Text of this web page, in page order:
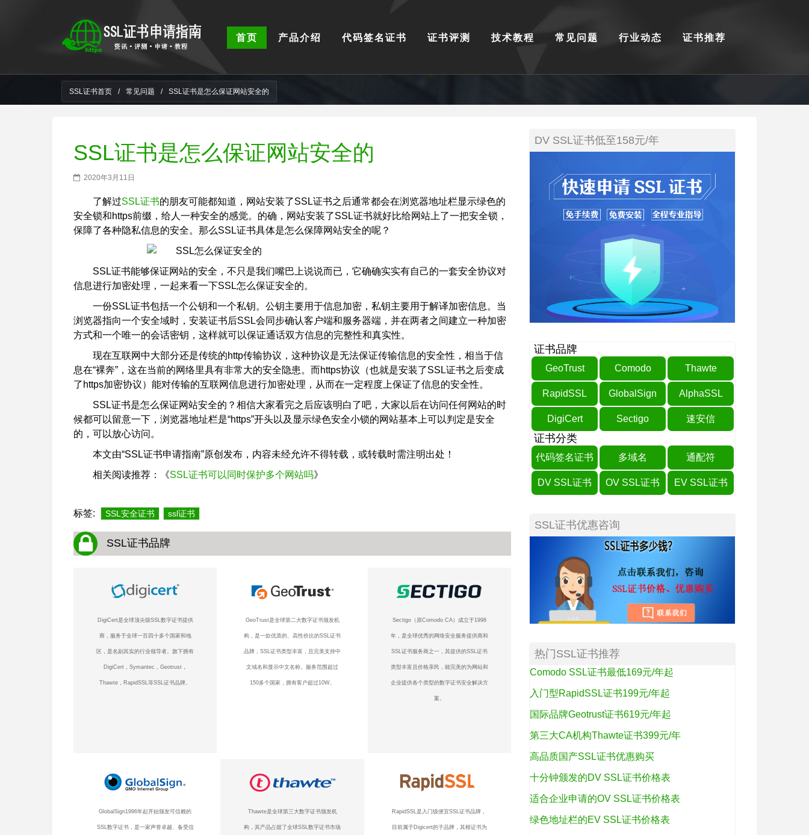
首页 产品介绍 代码签名证书 证书评测 技术教程 常见问题 行业动态 证书推荐
SSL证书首页 / 常见问题 / SSL证书是怎么保证网站安全的
SSL证书是怎么保证网站安全的
2020年3月11日
了解过SSL证书的朋友可能都知道，网站安装了SSL证书之后通常都会在浏览器地址栏显示绿色的
安全锁和https前缀，给人一种安全的感觉。的确，网站安装了SSL证书就好比给网站上了一把安全锁，
保障了各种隐私信息的安全。那么SSL证书具体是怎么保障网站安全的呢？
SSL证书能够保证网站的安全，不只是我们嘴巴上说说而已，它确确实实有自己的一套安全协议对
信息进行加密处理，一起来看一下SSL怎么保证安全的。
一份SSL证书包括一个公钥和一个私钥。公钥主要用于信息加密，私钥主要用于解译加密信息。当
浏览器指向一个安全域时，安装证书后SSL会同步确认客户端和服务器端，并在两者之间建立一种加密
方式和一个唯一的会话密钥，这样就可以保证通话双方信息的完整性和真实性。
现在互联网中大部分还是传统的http传输协议，这种协议是无法保证传输信息的安全性，相当于信
息在“裸奔”，这在当前的网络里具有非常大的安全隐患。而https协议（也就是安装了SSL证书之后变成
了https加密协议）能对传输的互联网信息进行加密处理，从而在一定程度上保证了信息的安全性。
SSL证书是怎么保证网站安全的？相信大家看完之后应该明白了吧，大家以后在访问任何网站的时
候都可以留意一下，浏览器地址栏是“https”开头以及显示绿色安全小锁的网站基本上可以判定是安全
的，可以放心访问。
本文由“SSL证书申请指南”原创发布，内容未经允许不得转载，或转载时需注明出处！
相关阅读推荐：《SSL证书可以同时保护多个网站吗》
标签: SSL安全证书 ssl证书
SSL证书品牌
DigiCert是全球顶尖级SSL数字证书提供
商，服务于全球一百四十多个国家和地
区，是名副其实的行业领导者。旗下拥有
DigiCert，Symantec，Geotrust，
Thawte，RapidSSL等SSL证书品牌。
GeoTrust是全球第二大数字证书颁发机
构，是一款优质的、高性价比的SSL证书
品牌，SSL证书类型丰富，且完美支持中
文域名和显示中文名称。服务范围超过
150多个国家，拥有客户超过10W。
Sectigo（原Comodo CA）成立于1998
年，是全球优秀的网络安全服务提供商和
SSL证书服务商之一，其提供的SSL证书
类型丰富且价格亲民，能完美的为网站和
企业提供各个类型的数字证书安全解决方
案。
GlobalSign1996年起开始颁发可信赖的
SSL数字证书，是一家声誉卓越、备受信
Thawte是全球第三大数字证书颁发机
构，其产品占据了全球SSL数字证书市场
RapidSSL是入门级便宜SSL证书品牌，
目前属于Digicert的子品牌，其根证书为
DV SSL证书低至158元/年
证书品牌
GeoTrust Comodo Thawte
RapidSSL GlobalSign AlphaSSL
DigiCert Sectigo 速安信
证书分类
代码签名证书 多域名 通配符
DV SSL证书 OV SSL证书 EV SSL证书
SSL证书优惠咨询
热门SSL证书推荐
Comodo SSL证书最低169元/年起
入门型RapidSSL证书199元/年起
国际品牌Geotrust证书619元/年起
第三大CA机构Thawte证书399元/年
高品质国产SSL证书优惠购买
十分钟颁发的DV SSL证书价格表
适合企业申请的OV SSL证书价格表
绿色地址栏的EV SSL证书价格表